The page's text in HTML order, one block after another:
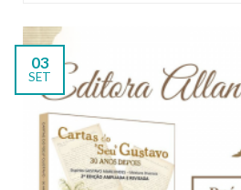
03
SET